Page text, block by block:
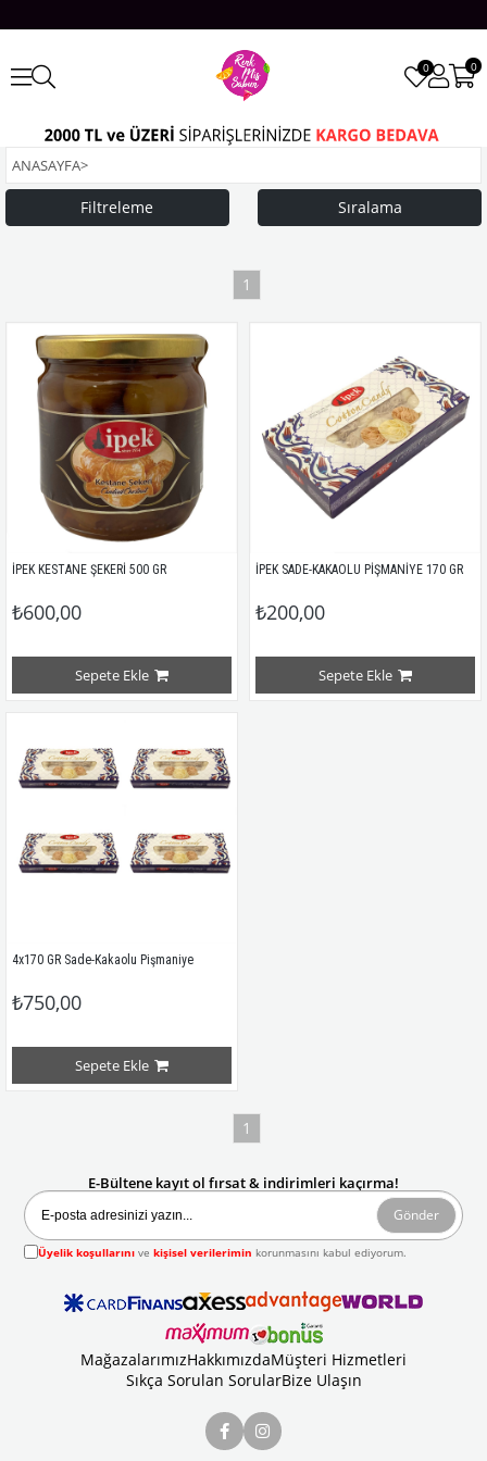
0
0
ANASAYFA>
Filtreleme Sıralama
1
İPEK KESTANE ŞEKERİ 500 GR
₺600,00
Sepete Ekle
İPEK SADE-KAKAOLU PİŞMANİYE 170 GR
₺200,00
Sepete Ekle
4x170 GR Sade-Kakaolu Pişmaniye
₺750,00
Sepete Ekle
1
E-Bültene kayıt ol fırsat & indirimleri kaçırma!
Gönder
Üyelik koşullarını vekişisel verilerimin korunmasını kabul ediyorum.
MağazalarımızHakkımızdaMüşteri Hizmetleri
Sıkça Sorulan SorularBize Ulaşın